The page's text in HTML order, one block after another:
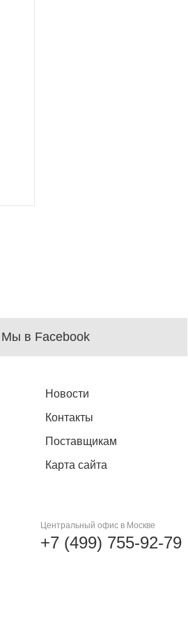
Мы в Facebook
Новости
Контакты
Поставщикам
Карта сайта
Центральный офис в Москве
+7 (499) 755-92-79